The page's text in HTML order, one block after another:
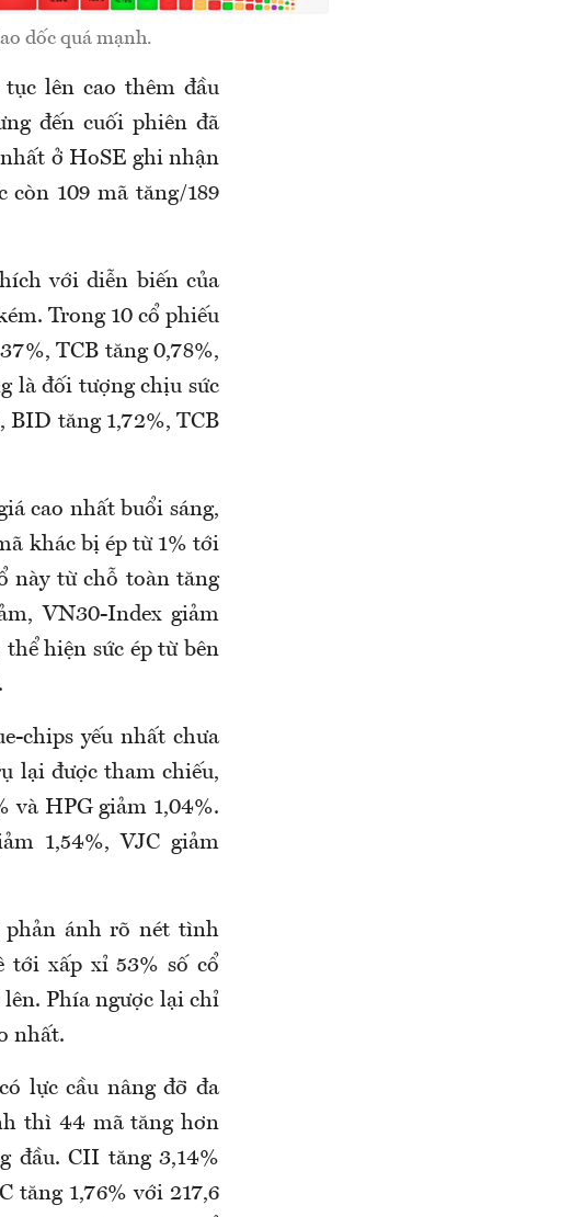
dốc quá mạnh.
lên cao thêm đầu
đến cuối phiên đã
ở HoSE ghi nhận
còn 109 mã tăng/189
với diễn biến của
Trong 10 cổ phiếu
TCB tăng 0,78%,
là đối tượng chịu sức
BID tăng 1,72%, TCB
cao nhất buổi sáng,
khác bị ép từ 1% tới
này từ chỗ toàn tăng
VN30-Index giảm
hiện sức ép từ bên
chips yếu nhất chưa
lại được tham chiếu,
và HPG giảm 1,04%.
1,54%, VJC giảm
phản ánh rõ nét tình
tới xấp xỉ 53% số cổ
Phía ngược lại chỉ
nhất.
lực cầu nâng đỡ đa
thì 44 mã tăng hơn
đầu. CII tăng 3,14%
tăng 1,76% với 217,6